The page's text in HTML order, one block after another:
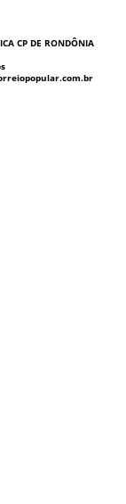
CP DE RONDÔNIA